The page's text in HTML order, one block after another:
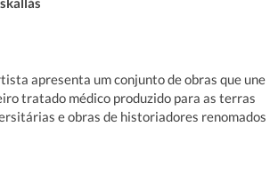
apresenta um conjunto de obras que une
tratado médico produzido para as terras
e obras de historiadores renomados